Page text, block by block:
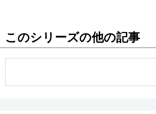
お知らせ
このシリーズの他の記事